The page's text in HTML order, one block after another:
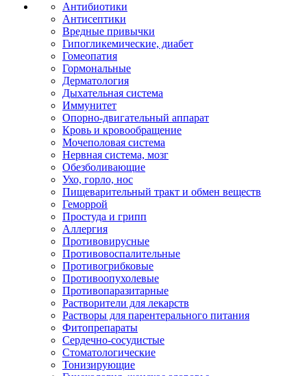
Антибиотики
Антисептики
Вредные привычки
Гипогликемические, диабет
Гомеопатия
Гормональные
Дерматология
Дыхательная система
Иммунитет
Опорно-двигательный аппарат
Кровь и кровообращение
Мочеполовая система
Нервная система, мозг
Обезболивающие
Ухо, горло, нос
Пищеварительный тракт и обмен веществ
Геморрой
Простуда и грипп
Аллергия
Противовирусные
Противовоспалительные
Противогрибковые
Противоопухолевые
Противопаразитарные
Растворители для лекарств
Растворы для парентерального питания
Фитопрепараты
Сердечно-сосудистые
Стоматологические
Тонизирующие